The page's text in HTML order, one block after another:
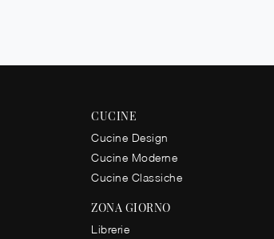
CUCINE
Cucine Design
Cucine Moderne
Cucine Classiche
ZONA GIORNO
Librerie